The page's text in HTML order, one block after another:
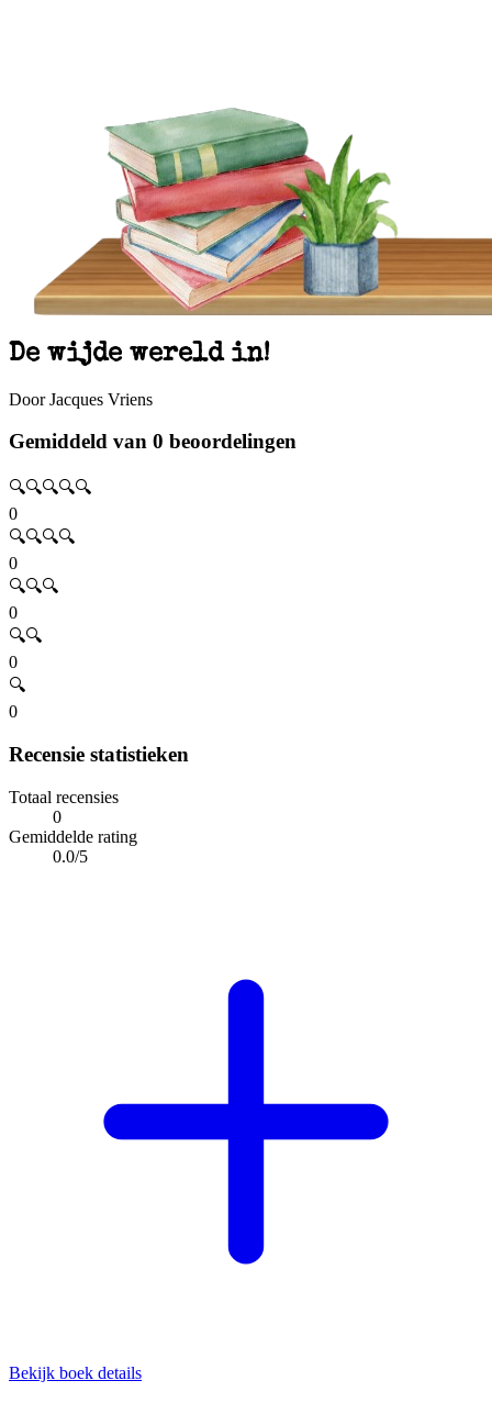
De wijde wereld in!
Door Jacques Vriens
Gemiddeld van 0 beoordelingen
🔍🔍🔍🔍🔍
0
🔍🔍🔍🔍
0
🔍🔍🔍
0
🔍🔍
0
🔍
0
Recensie statistieken
Totaal recensies
0
Gemiddelde rating
0.0/5
Bekijk boek details